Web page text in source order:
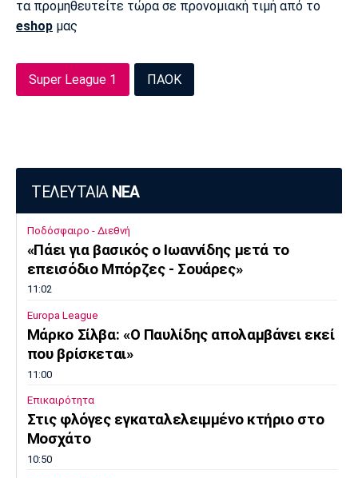
τα προμηθευτείτε τώρα σε προνομιακή τιμή από το
eshop μας
Super League 1 ΠΑΟΚ
ΤΕΛΕΥΤΑΙΑ ΝΕΑ
Ποδόσφαιρο - Διεθνή
«Πάει για βασικός ο Ιωαννίδης μετά το
επεισόδιο Μπόρζες - Σουάρες»
11:02
Europa League
Μάρκο Σίλβα: «Ο Παυλίδης απολαμβάνει εκεί
που βρίσκεται»
11:00
Επικαιρότητα
Στις φλόγες εγκαταλελειμμένο κτήριο στο
Μοσχάτο
10:50